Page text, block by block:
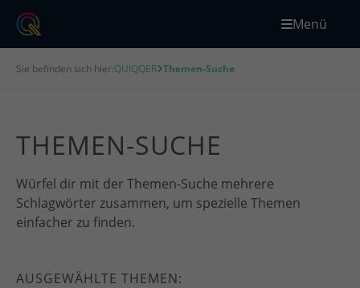
Menü
Sie befinden sich hier:QUIQQER Themen-Suche
THEMEN-SUCHE
Würfel dir mit der Themen-Suche mehrere
Schlagwörter zusammen, um spezielle Themen
einfacher zu finden.
AUSGEWÄHLTE THEMEN: